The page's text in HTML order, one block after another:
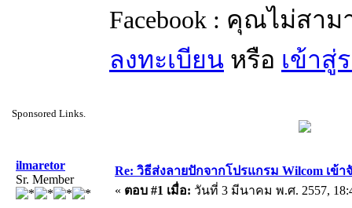
Facebook : คุณไม่สา
ลงทะเบียน หรือ เข้าสู่
Sponsored Links.
ilmaretor
Sr. Member
Re: วิธีส่งลายปักจากโปรแกรม Wilcom เข้า
« ตอบ #1 เมื่อ: วันที่ 3 มีนาคม พ.ศ. 2557,